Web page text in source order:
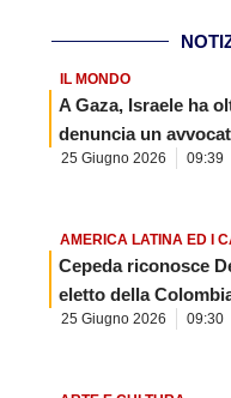
IL MONDO
A Gaza, Israele ha
denuncia un
25 Giugno 2026 09:39
AMERICA LATINA ED I
Cepeda riconosce
eletto della
25 Giugno 2026 09:30